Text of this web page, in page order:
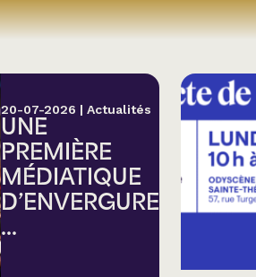
NOS
Humour
20-07-2026 | Actualités
UNE
PREMIÈRE
MÉDIATIQUE
D’ENVERGURE
...